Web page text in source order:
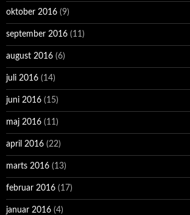
oktober 2016 (9)
september 2016 (11)
august 2016 (6)
juli 2016 (14)
juni 2016 (15)
maj 2016 (11)
april 2016 (22)
marts 2016 (13)
februar 2016 (17)
januar 2016 (4)